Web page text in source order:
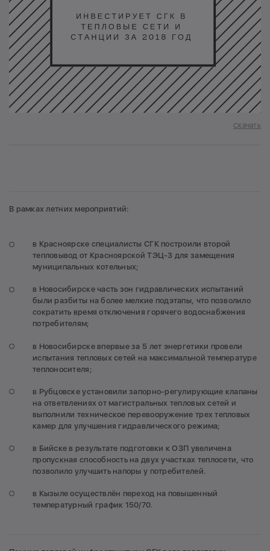
Скачать
В рамках летних мероприятий:
в Красноярске специалисты СГК построили второй
тепловывод от Красноярской ТЭЦ-3 для замещения
муниципальных котельных;
в Новосибирске часть зон гидравлических испытаний
были разбиты на более мелкие подэтапы, что позволило
сократить время отключения горячего водоснабжения
потребителям;
в Новосибирске впервые за 5 лет энергетики провели
испытания тепловых сетей на максимальной температуре
теплоносителя;
в Рубцовске установили запорно-регулирующие клапаны
на ответвлениях от магистральных тепловых сетей и
выполнили техническое перевооружение трех тепловых
камер для улучшения гидравлического режима;
в Бийске в результате подготовки к ОЗП увеличена
пропускная способность на двух участках теплосети, что
позволило улучшить напоры у потребителей.
в Кызыле осуществлён переход на повышенный
температурный график 150/70.